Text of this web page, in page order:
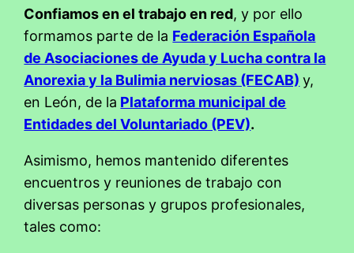
Confiamos en el trabajo en red, y por ello
formamos parte de la Federación Española
de Asociaciones de Ayuda y Lucha contra la
Anorexia y la Bulimia nerviosas (FECAB) y,
en León, de la Plataforma municipal de
Entidades del Voluntariado (PEV).
Asimismo, hemos mantenido diferentes
encuentros y reuniones de trabajo con
diversas personas y grupos profesionales,
tales como: